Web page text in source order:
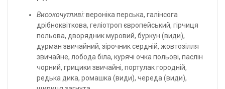
Високочутливі:вероніка перська, галінсога
дрібноквіткова, геліотроп європейський, гірчиця
польова, дворядник муровий, буркун (види),
дурман звичайний, зірочник сердній, жовтозілля
звичайне, лобода біла, курячі очка польові, паслін
чорний, грицики звичайні, портулак городній,
редька дика, ромашка (види), череда (види),